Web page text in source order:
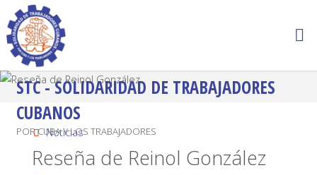
STC - SOLIDARIDAD DE TRABAJADORES
CUBANOS
POR CUBA Y LOS TRABAJADORES
Noticias
Reseña de Reinol González